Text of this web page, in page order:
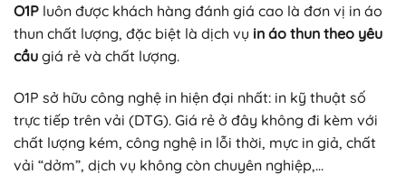
O1P luôn được khách hàng đánh giá cao là đơn vị in áo
thun chất lượng, đặc biệt là dịch vụ in áo thun theo yêu
cầu giá rẻ và chất lượng.
O1P sở hữu công nghệ in hiện đại nhất: in kỹ thuật số
trực tiếp trên vải (DTG). Giá rẻ ở đây không đi kèm với
chất lượng kém, công nghệ in lỗi thời, mực in giả, chất
vải “dởm”, dịch vụ không còn chuyên nghiệp,…